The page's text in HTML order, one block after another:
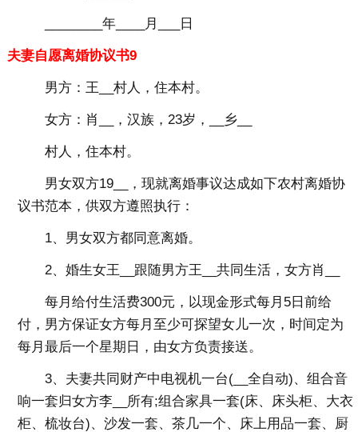
________年____月___日
夫妻自愿离婚协议书9
男方：王__村人，住本村。
女方：肖__，汉族，23岁，__乡__
村人，住本村。
男女双方19__，现就离婚事议达成如下农村离婚协
议书范本，供双方遵照执行：
1、男女双方都同意离婚。
2、婚生女王__跟随男方王__共同生活，女方肖__
每月给付生活费300元，以现金形式每月5日前给
付，男方保证女方每月至少可探望女儿一次，时间定为
每月最后一个星期日，由女方负责接送。
3、夫妻共同财产中电视机一台(__全自动)、组合音
响一套归女方李__所有;组合家具一套(床、床头柜、大衣
柜、梳妆台)、沙发一套、茶几一个、床上用品一套、厨